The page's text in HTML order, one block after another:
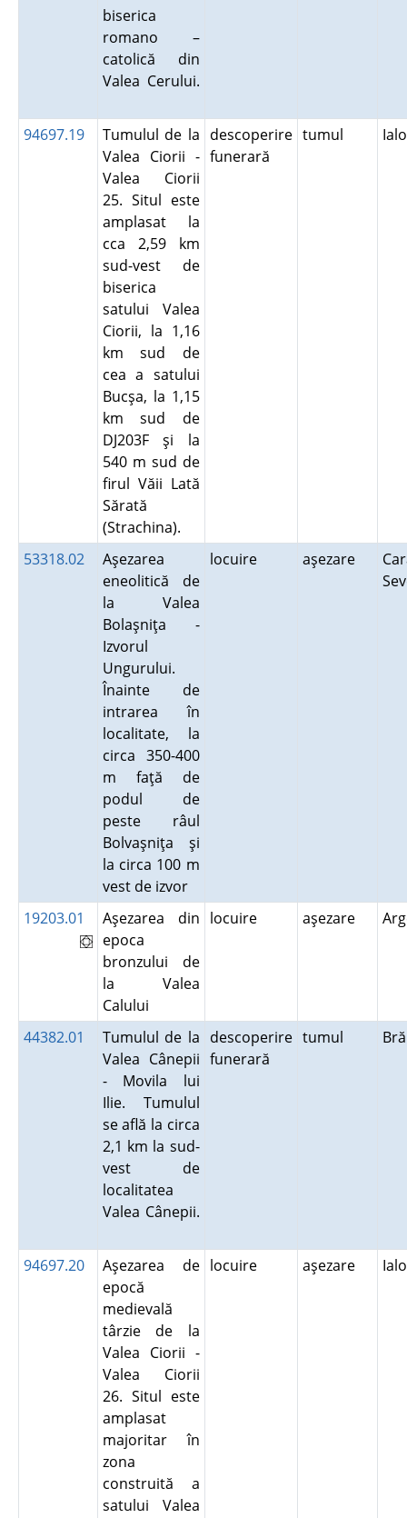
biserica
romano –
catolică din
Valea Cerului.
94697.19
Tumulul de la
Valea Ciorii -
Valea Ciorii
25. Situl este
amplasat la
cca 2,59 km
sud-vest de
biserica
satului Valea
Ciorii, la 1,16
km sud de
cea a satului
Bucşa, la 1,15
km sud de
DJ203F şi la
540 m sud de
firul Văii Lată
Sărată
(Strachina).
descoperire
funerară
tumul
53318.02
Aşezarea
eneolitică de
la Valea
Bolaşniţa -
Izvorul
Ungurului.
Înainte de
intrarea în
localitate, la
circa 350-400
m faţă de
podul de
peste râul
Bolvaşniţa şi
la circa 100 m
vest de izvor
locuire aşezare
19203.01
Aşezarea din
epoca
bronzului de
la Valea
Calului
locuire aşezare
44382.01
Tumulul de la
Valea Cânepii
- Movila lui
Ilie. Tumulul
se află la circa
2,1 km la sud-
vest de
localitatea
Valea Cânepii.
descoperire
funerară
tumul
94697.20
Aşezarea de
epocă
medievală
târzie de la
Valea Ciorii -
Valea Ciorii
26. Situl este
amplasat
majoritar în
zona
construită a
satului Valea
locuire aşezare